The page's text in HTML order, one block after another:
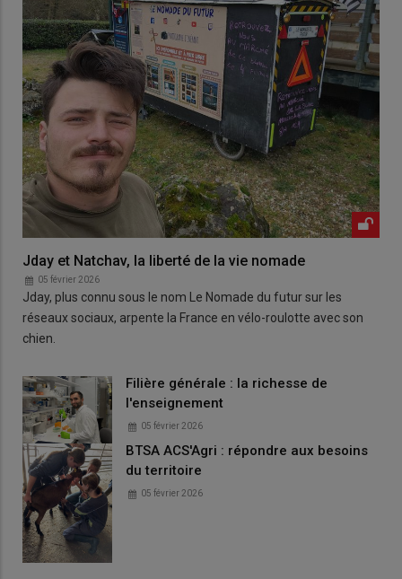
Jday et Natchav, la liberté de la vie nomade
05 février 2026
Jday, plus connu sous le nom Le Nomade du futur sur les
réseaux sociaux, arpente la France en vélo-roulotte avec son
chien.
Filière générale : la richesse de
l'enseignement
05 février 2026
BTSA ACS'Agri : répondre aux besoins
du territoire
05 février 2026